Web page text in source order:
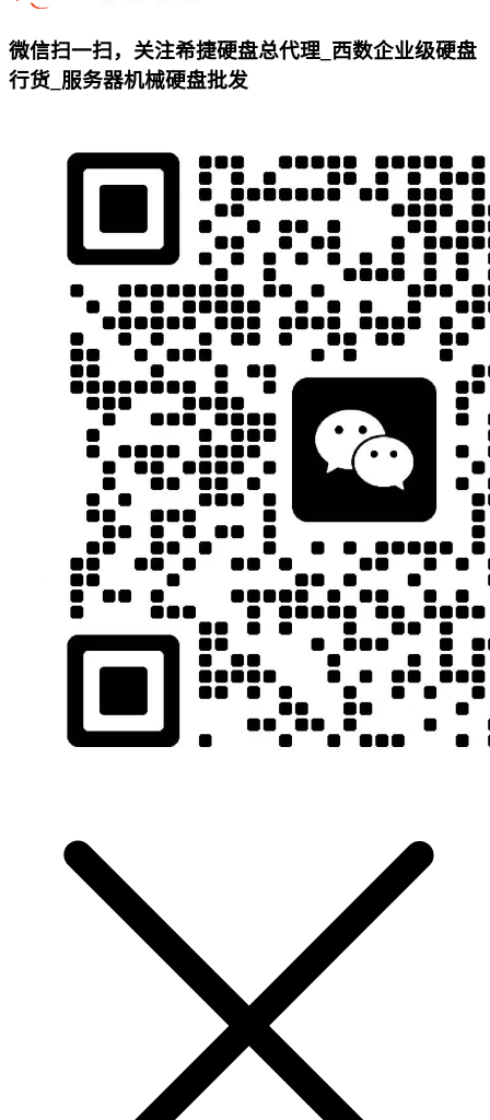
微信扫一扫，关注希捷硬盘总代理_西数企业级硬盘
行货_服务器机械硬盘批发